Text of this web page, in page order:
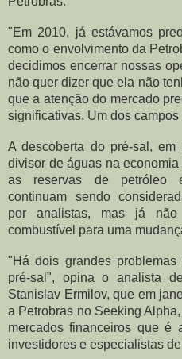
"Em 2010, já estávamos
como o envolvimento da
decidimos encerrar nossas
não quer dizer que ela não
que a atenção do mercado
significativas. Um dos
A descoberta do pré-sal,
divisor de águas na
as reservas de petróleo
continuam sendo
por analistas, mas já
combustível para uma
"Há dois grandes
pré-sal", opina o analista
Stanislav Ermilov, que em
a Petrobras no Seeking Alpha
mercados financeiros que é
investidores e especialistas